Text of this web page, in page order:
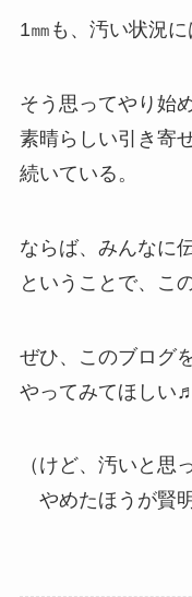
1㎜も、汚い状況に
そう思ってやり始
素晴らしい引き寄
続いている。
ならば、みんなに
ということで、こ
ぜひ、このブログ
やってみてほしい♬
（けど、汚いと思
やめたほうが賢明